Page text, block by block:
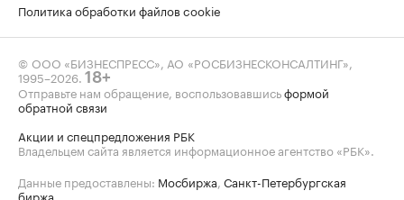
Политика обработки файлов cookie
© ООО «БИЗНЕСПРЕСС», АО «РОСБИЗНЕСКОНСАЛТИНГ»,
1995–2026. 18+
Отправьте нам обращение, воспользовавшисьформой
обратной связи
Акции и спецпредложения РБК
Владельцем сайта является информационное агентство «РБК».
Данные предоставлены: Мосбиржа, Санкт-Петербургская
биржа